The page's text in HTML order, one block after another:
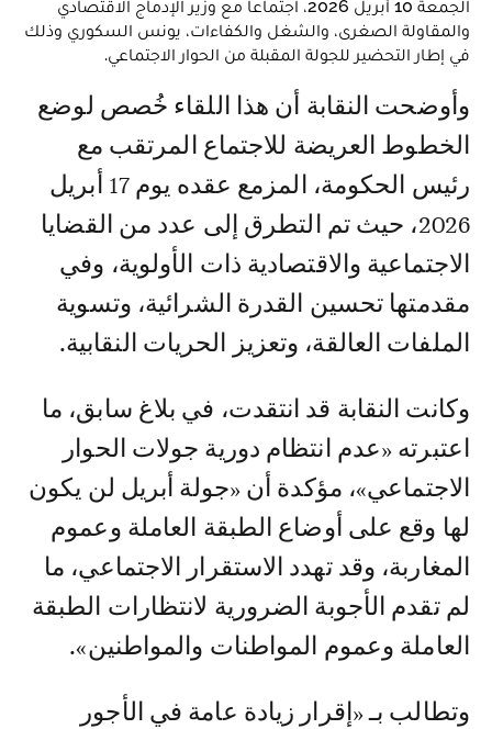
الجمعة 10 أبريل 2026، اجتماعا مع وزير الإدماج الاقتصادي
والمقاولة الصغرى، والشغل والكفاءات، يونس السكوري وذلك
في إطار التحضير للجولة المقبلة من الحوار الاجتماعي.
وأوضحت النقابة أن هذا اللقاء خُصص لوضع
الخطوط العريضة للاجتماع المرتقب مع
رئيس الحكومة، المزمع عقده يوم 17 أبريل
2026، حيث تم التطرق إلى عدد من القضايا
الاجتماعية والاقتصادية ذات الأولوية، وفي
مقدمتها تحسين القدرة الشرائية، وتسوية
الملفات العالقة، وتعزيز الحريات النقابية.
وكانت النقابة قد انتقدت، في بلاغ سابق، ما
اعتبرته «عدم انتظام دورية جولات الحوار
الاجتماعي»، مؤكدة أن «جولة أبريل لن يكون
لها وقع على أوضاع الطبقة العاملة وعموم
المغاربة، وقد تهدد الاستقرار الاجتماعي، ما
لم تقدم الأجوبة الضرورية لانتظارات الطبقة
العاملة وعموم المواطنات والمواطنين».
وتطالب بـ «إقرار زيادة عامة في الأجور